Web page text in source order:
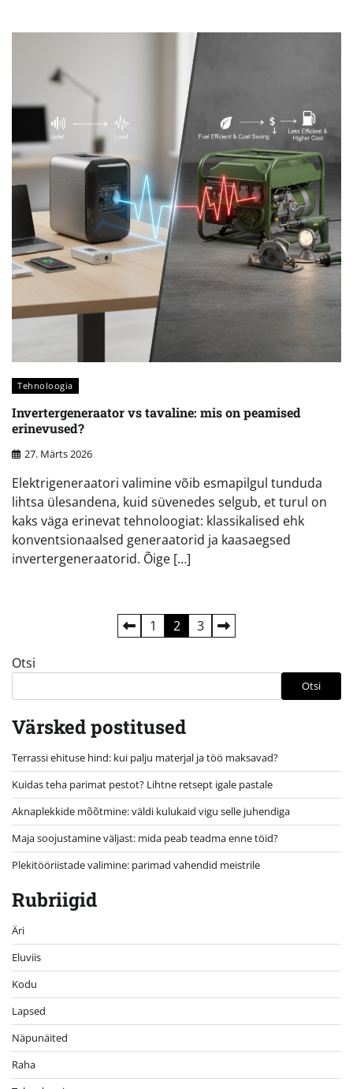
Tehnoloogia
Invertergeneraator vs tavaline: mis on peamised
erinevused?
27. Märts 2026
Elektrigeneraatori valimine võib esmapilgul tunduda
lihtsa ülesandena, kuid süvenedes selgub, et turul on
kaks väga erinevat tehnoloogiat: klassikalised ehk
konventsionaalsed generaatorid ja kaasaegsed
invertergeneraatorid. Õige […]
leheküljendus
1 2 3
Otsi
Otsi
Värsked postitused
Terrassi ehituse hind: kui palju materjal ja töö maksavad?
Kuidas teha parimat pestot? Lihtne retsept igale pastale
Aknaplekkide mõõtmine: väldi kulukaid vigu selle juhendiga
Maja soojustamine väljast: mida peab teadma enne töid?
Plekitööriistade valimine: parimad vahendid meistrile
Rubriigid
Äri
Eluviis
Kodu
Lapsed
Näpunäited
Raha